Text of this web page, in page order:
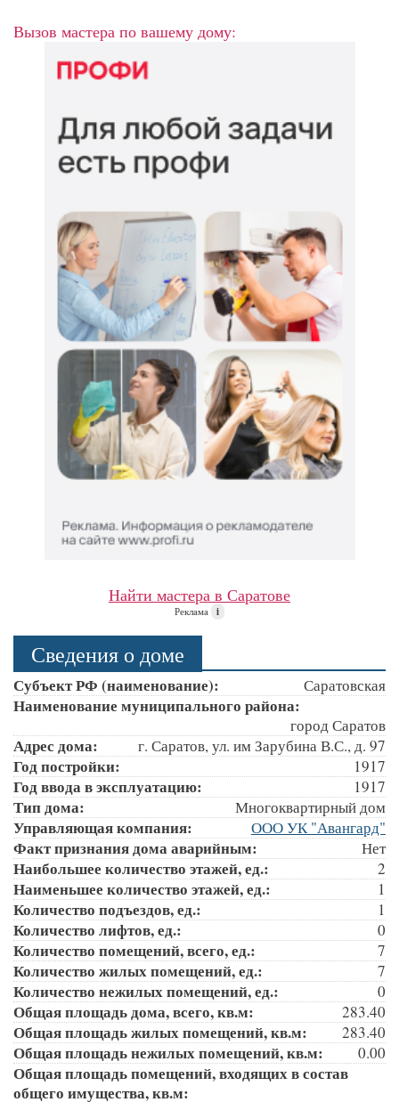
Вызов мастера по вашему дому:
Найти мастера в Саратове
Реклама i
Сведения о доме
Субъект РФ (наименование): Саратовская
Наименование муниципального района:
город Саратов
Адрес дома: г. Саратов, ул. им Зарубина В.С., д. 97
Год постройки: 1917
Год ввода в эксплуатацию: 1917
Тип дома: Многоквартирный дом
Управляющая компания: ООО УК "Авангард"
Факт признания дома аварийным: Нет
Наибольшее количество этажей, ед.: 2
Наименьшее количество этажей, ед.: 1
Количество подъездов, ед.: 1
Количество лифтов, ед.: 0
Количество помещений, всего, ед.: 7
Количество жилых помещений, ед.: 7
Количество нежилых помещений, ед.: 0
Общая площадь дома, всего, кв.м: 283.40
Общая площадь жилых помещений, кв.м: 283.40
Общая площадь нежилых помещений, кв.м: 0.00
Общая площадь помещений, входящих в состав
общего имущества, кв.м: